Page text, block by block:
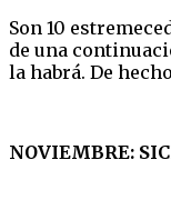
Son 10
de una
la habrá. De
NOVIEMBRE: